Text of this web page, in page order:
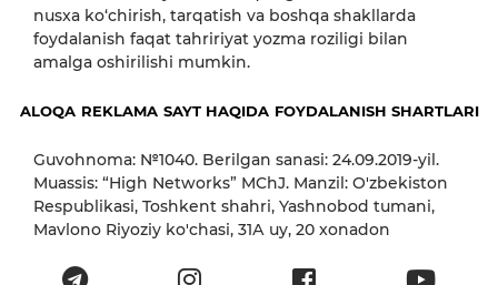
nusxa ko‘chirish, tarqatish va boshqa shakllarda
foydalanish faqat tahririyat yozma roziligi bilan
amalga oshirilishi mumkin.
ALOQA REKLAMA SAYT HAQIDA FOYDALANISH SHARTLARI
Guvohnoma: №1040. Berilgan sanasi: 24.09.2019-yil.
Muassis: “High Networks” MChJ. Manzil: O'zbekiston
Respublikasi, Toshkent shahri, Yashnobod tumani,
Mavlono Riyoziy ko'chasi, 31А uy, 20 xonadon